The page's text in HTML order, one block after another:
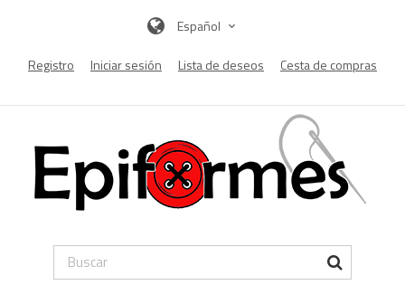
Español
Registro Iniciar sesión Lista de deseos Cesta de compras